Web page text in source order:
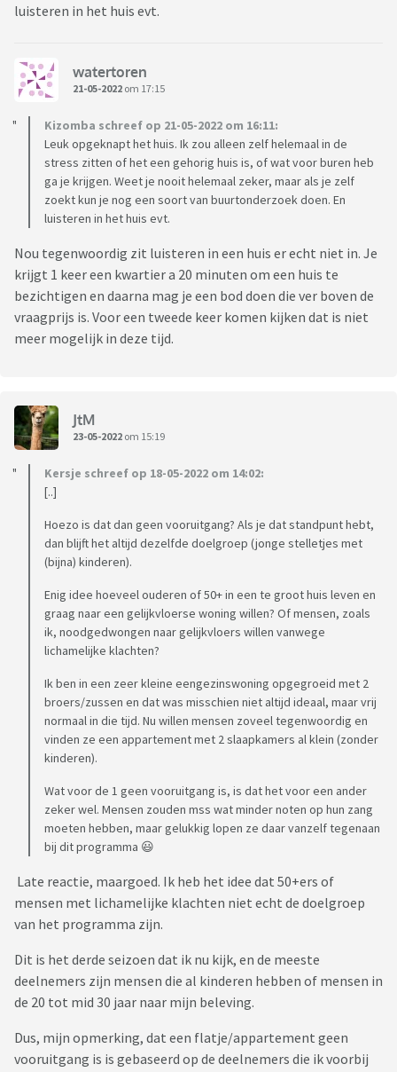
luisteren in het huis evt.
watertoren
21-05-2022 om 17:15
Kizomba schreef op 21-05-2022 om 16:11:
Leuk opgeknapt het huis. Ik zou alleen zelf helemaal in de
stress zitten of het een gehorig huis is, of wat voor buren heb
ga je krijgen. Weet je nooit helemaal zeker, maar als je zelf
zoekt kun je nog een soort van buurtonderzoek doen. En
luisteren in het huis evt.
Nou tegenwoordig zit luisteren in een huis er echt niet in. Je
krijgt 1 keer een kwartier a 20 minuten om een huis te
bezichtigen en daarna mag je een bod doen die ver boven de
vraagprijs is. Voor een tweede keer komen kijken dat is niet
meer mogelijk in deze tijd.
JtM
23-05-2022 om 15:19
Kersje schreef op 18-05-2022 om 14:02:
[..]
Hoezo is dat dan geen vooruitgang? Als je dat standpunt hebt,
dan blijft het altijd dezelfde doelgroep (jonge stelletjes met
(bijna) kinderen).
Enig idee hoeveel ouderen of 50+ in een te groot huis leven en
graag naar een gelijkvloerse woning willen? Of mensen, zoals
ik, noodgedwongen naar gelijkvloers willen vanwege
lichamelijke klachten?
Ik ben in een zeer kleine eengezinswoning opgegroeid met 2
broers/zussen en dat was misschien niet altijd ideaal, maar vrij
normaal in die tijd. Nu willen mensen zoveel tegenwoordig en
vinden ze een appartement met 2 slaapkamers al klein (zonder
kinderen).
Wat voor de 1 geen vooruitgang is, is dat het voor een ander
zeker wel. Mensen zouden mss wat minder noten op hun zang
moeten hebben, maar gelukkig lopen ze daar vanzelf tegenaan
bij dit programma 😃
Late reactie, maargoed. Ik heb het idee dat 50+ers of
mensen met lichamelijke klachten niet echt de doelgroep
van het programma zijn.
Dit is het derde seizoen dat ik nu kijk, en de meeste
deelnemers zijn mensen die al kinderen hebben of mensen in
de 20 tot mid 30 jaar naar mijn beleving.
Dus, mijn opmerking, dat een flatje/appartement geen
vooruitgang is is gebaseerd op de deelnemers die ik voorbij